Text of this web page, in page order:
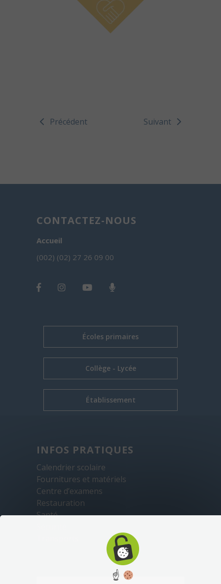
Précédent Suivant
CONTACTEZ-NOUS
Accueil
(002) (02) 27 26 09 00
Écoles primaires
Collège - Lycée
Établissement
INFOS PRATIQUES
Calendrier scolaire
Fournitures et matériels
Centre d’examens
Restauration
Santé
☝